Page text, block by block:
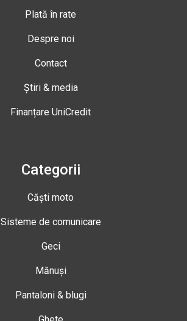
Plată în rate
Despre noi
Contact
Știri & media
Finanțare UniCredit
Categorii
Căști moto
Sisteme de comunicare
Geci
Mănuși
Pantaloni & blugi